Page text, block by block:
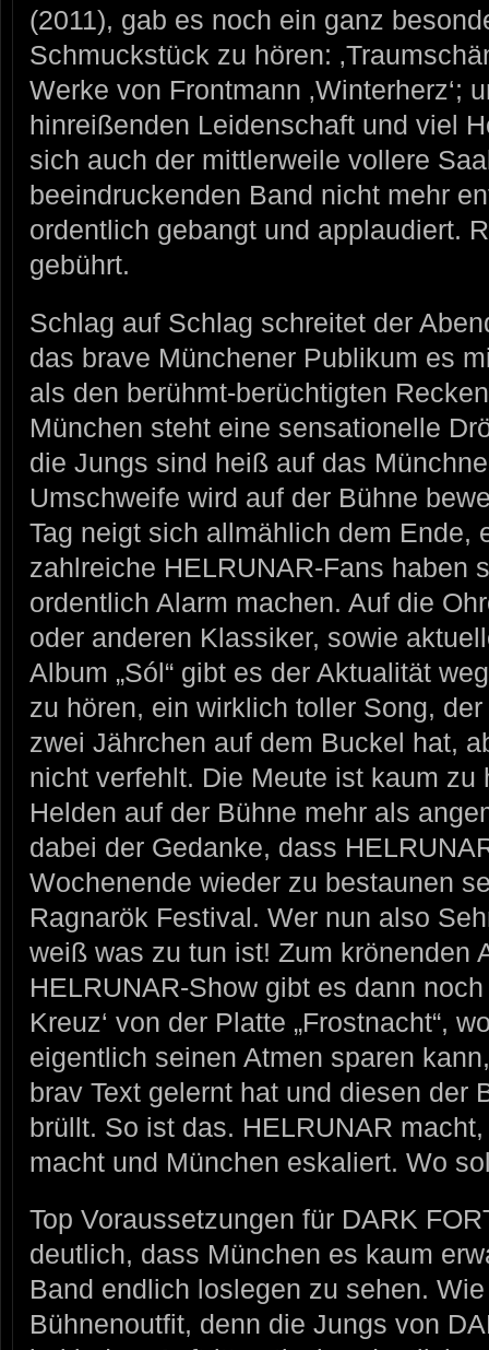
(2011), gab es noch ein ganz
Schmuckstück zu hören:
Werke von Frontmann ‚Winterherz‘;
hinreißenden Leidenschaft und viel
sich auch der mittlerweile vollere
beeindruckenden Band nicht mehr
ordentlich gebangt und applaudiert.
gebührt.
Schlag auf Schlag schreitet der
das brave Münchener Publikum es
als den berühmt-berüchtigten
München steht eine sensationelle
die Jungs sind heiß auf das
Umschweife wird auf der Bühne
Tag neigt sich allmählich dem Ende,
zahlreiche HELRUNAR-Fans haben
ordentlich Alarm machen. Auf die
oder anderen Klassiker, sowie
Album „Sól“ gibt es der Aktualität
zu hören, ein wirklich toller Song,
zwei Jährchen auf dem Buckel hat,
nicht verfehlt. Die Meute ist kaum zu
Helden auf der Bühne mehr als
dabei der Gedanke, dass
Wochenende wieder zu bestaunen
Ragnarök Festival. Wer nun also
weiß was zu tun ist! Zum krönenden
HELRUNAR-Show gibt es dann
Kreuz‘ von der Platte „Frostnacht“,
eigentlich seinen Atmen sparen
brav Text gelernt hat und diesen der
brüllt. So ist das. HELRUNAR
macht und München eskaliert. Wo
Top Voraussetzungen für DARK
deutlich, dass München es kaum
Band endlich loslegen zu sehen.
Bühnenoutfit, denn die Jungs von